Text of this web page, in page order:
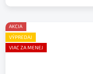
AKCIA
VÝPREDAJ
VIAC ZA MENEJ